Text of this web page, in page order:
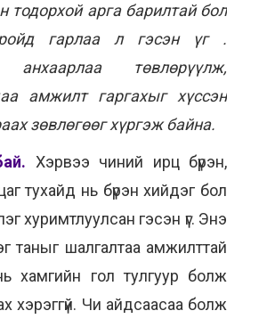
тодорхой арга барилтай бол
гарлаа л гэсэн үг .
анхаарлаа төвлөрүүлж,
амжилт гаргахыг хүссэн
зөвлөгөөг хүргэж байна.
Хэрвээ чиний ирц бүрэн,
тухайд нь бүрэн хийдэг бол
хуримтлуулсан гэсэн үг. Энэ
таныг шалгалтаа амжилттай
хамгийн гол тулгуур болж
хэрэггүй. Чи айдсаасаа болж